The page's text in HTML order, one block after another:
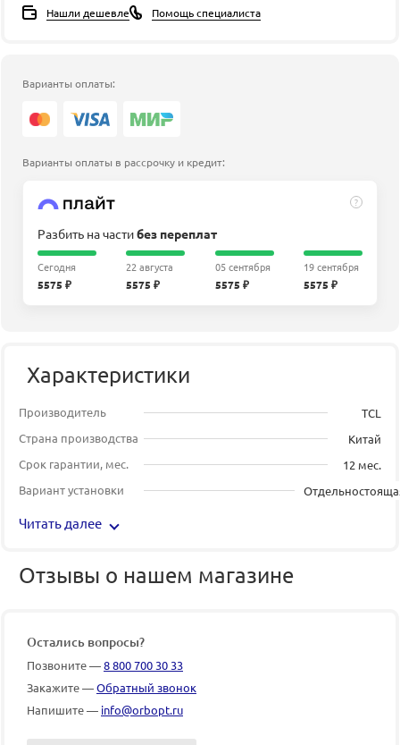
Нашли дешевле Помощь специалиста
Варианты оплаты:
Варианты оплаты в рассрочку и кредит:
?
Разбить на частибез переплат
Сегодня
5575 ₽
22 августа
5575 ₽
05 сентября
5575 ₽
19 сентября
5575 ₽
Характеристики
Производитель
TCL
Страна производства
Китай
Срок гарантии, мес.
12 мес.
Вариант установки
Читать далее
Отзывы о нашем магазине
Остались вопросы?
Позвоните —8 800 700 30 33
Закажите —Обратный звонок
Напишите — info@orbopt.ru